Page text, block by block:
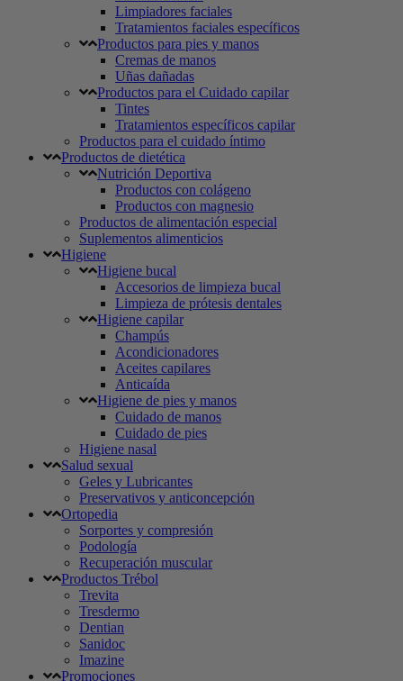
Limpiadores faciales
Tratamientos faciales específicos
Productos para pies y manos
Cremas de manos
Uñas dañadas
Productos para el Cuidado capilar
Tintes
Tratamientos específicos capilar
Productos para el cuidado íntimo
Productos de dietética
Nutrición Deportiva
Productos con colágeno
Productos con magnesio
Productos de alimentación especial
Suplementos alimenticios
Higiene
Higiene bucal
Accesorios de limpieza bucal
Limpieza de prótesis dentales
Higiene capilar
Champús
Acondicionadores
Aceites capilares
Anticaída
Higiene de pies y manos
Cuidado de manos
Cuidado de pies
Higiene nasal
Salud sexual
Geles y Lubricantes
Preservativos y anticoncepción
Ortopedia
Sorportes y compresión
Podología
Recuperación muscular
Productos Trébol
Trevita
Tresdermo
Dentian
Sanidoc
Imazine
Promociones